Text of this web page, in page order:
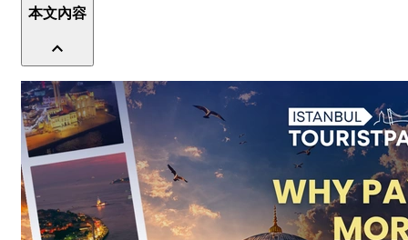
本文內容
expand_less